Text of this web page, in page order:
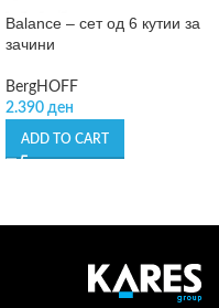
Balance – сет од 6 кутии за
зачини
BergHOFF
2.390 ден
ADD TO CART